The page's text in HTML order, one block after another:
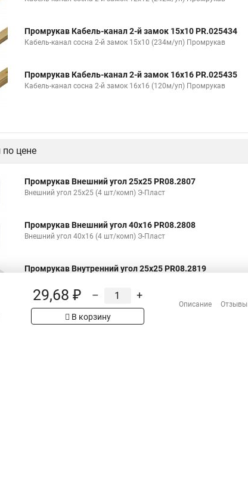
Промрукав Кабель-канал 2-й замок 15х10 PR.025434
Кабель-канал сосна 2-й замок 15х10 (234м/уп) Промрукав
Промрукав Кабель-канал 2-й замок 16х16 PR.025435
Кабель-канал сосна 2-й замок 16х16 (120м/уп) Промрукав
по цене
Промрукав Внешний угол 25х25 PR08.2807
Внешний угол 25х25 (4 шт/комп) Э-Пласт
Промрукав Внешний угол 40х16 PR08.2808
Внешний угол 40х16 (4 шт/комп) Э-Пласт
Промрукав Внутренний угол 25х25 PR08.2819
29,68 ₽ – +
В корзину
Описание Отзывы